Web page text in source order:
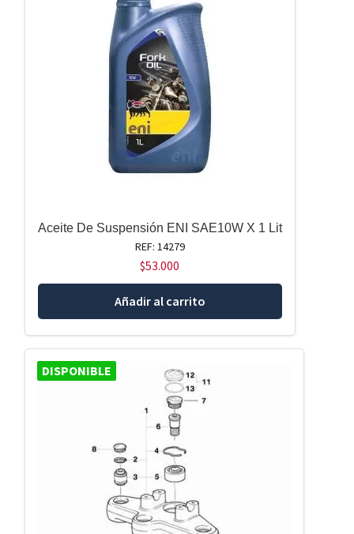
Aceite De Suspensión ENI SAE10W X 1 Lit
REF: 14279
$53.000
Añadir al carrito
DISPONIBLE